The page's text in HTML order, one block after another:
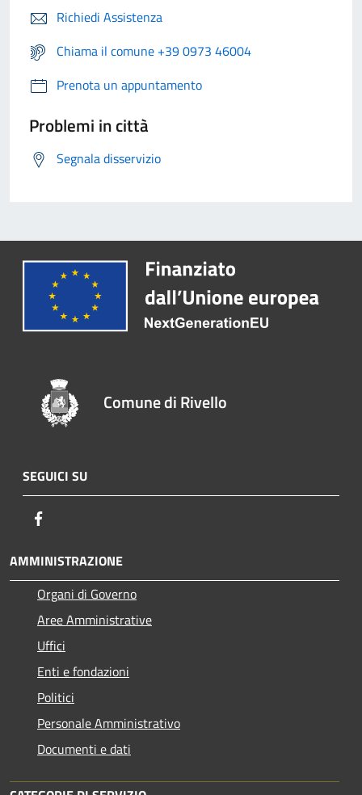
Richiedi Assistenza
Chiama il comune +39 0973 46004
Prenota un appuntamento
Problemi in città
Segnala disservizio
Comune di Rivello
SEGUICI SU
AMMINISTRAZIONE
Organi di Governo
Aree Amministrative
Uffici
Enti e fondazioni
Politici
Personale Amministrativo
Documenti e dati